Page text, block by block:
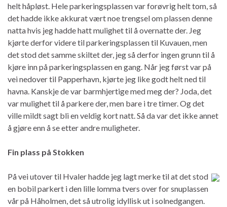
helt håpløst. Hele parkeringsplassen var forøvrig helt tom, så
det hadde ikke akkurat vært noe trengsel om plassen denne
natta hvis jeg hadde hatt mulighet til å overnatte der. Jeg
kjørte derfor videre til parkeringsplassen til Kuvauen, men
det stod det samme skiltet der, jeg så derfor ingen grunn til å
kjøre inn på parkeringsplassen en gang. Når jeg først var på
vei nedover til Papperhavn, kjørte jeg like godt helt ned til
havna. Kanskje de var barmhjertige med meg der? Joda, det
var mulighet til å parkere der, men bare i tre timer. Og det
ville mildt sagt bli en veldig kort natt. Så da var det ikke annet
å gjøre enn å se etter andre muligheter.
Fin plass på Stokken
På vei utover til Hvaler hadde jeg lagt merke til at det stod
en bobil parkert i den lille lomma tvers over for snuplassen
vår på Håholmen, det så utrolig idyllisk ut i solnedgangen.